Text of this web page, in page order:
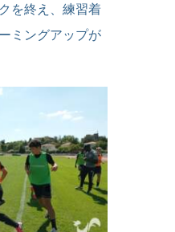
を終え、練習着
ミングアップが